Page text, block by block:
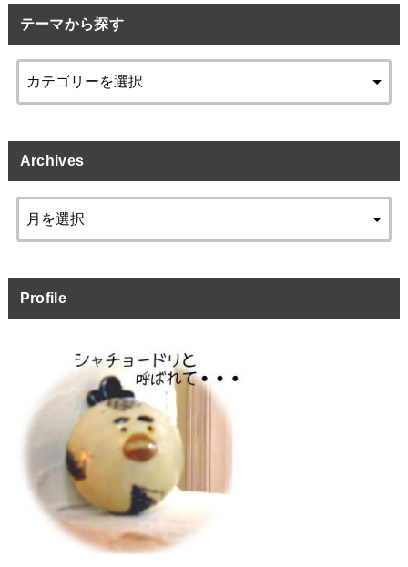
テーマから探す
Archives
Profile